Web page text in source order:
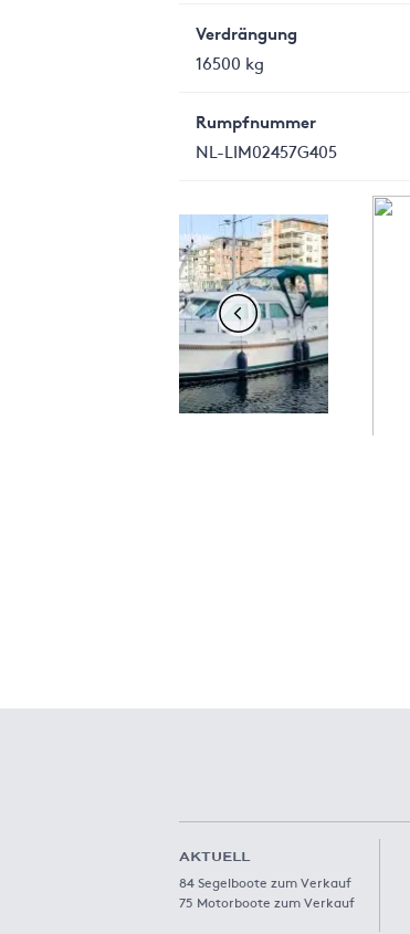
Verdrängung
16500 kg
Rumpfnummer
NL-LIM02457G405
AKTUELL
84 Segelboote zum Verkauf
75 Motorboote zum Verkauf